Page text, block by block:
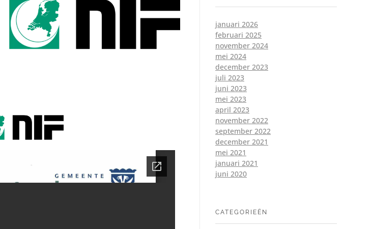
januari 2026
februari 2025
november 2024
mei 2024
december 2023
juli 2023
juni 2023
mei 2023
april 2023
november 2022
september 2022
december 2021
mei 2021
januari 2021
juni 2020
CATEGORIEËN